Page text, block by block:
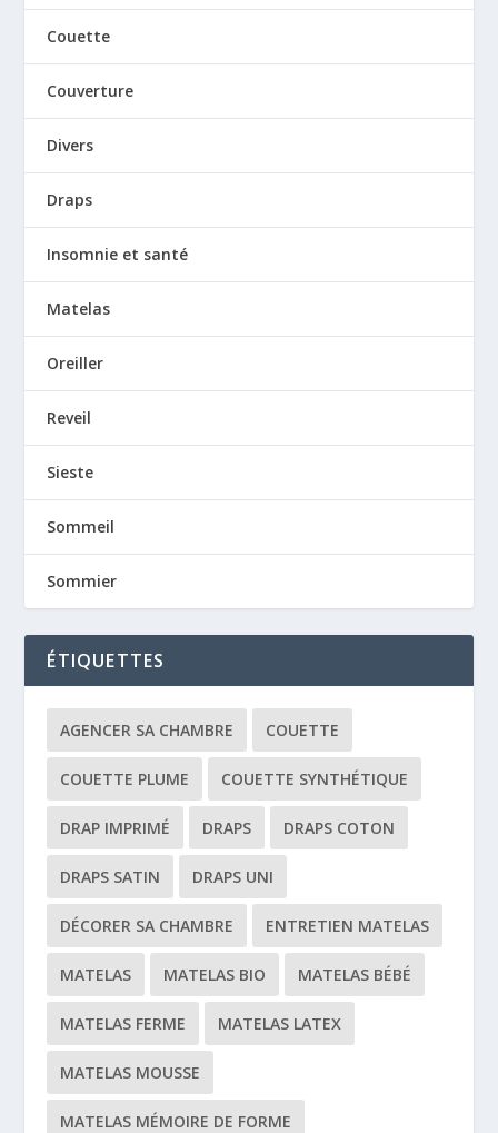
Couette
Couverture
Divers
Draps
Insomnie et santé
Matelas
Oreiller
Reveil
Sieste
Sommeil
Sommier
ÉTIQUETTES
AGENCER SA CHAMBRE COUETTE
COUETTE PLUME COUETTE SYNTHÉTIQUE
DRAP IMPRIMÉ DRAPS DRAPS COTON
DRAPS SATIN DRAPS UNI
DÉCORER SA CHAMBRE ENTRETIEN MATELAS
MATELAS MATELAS BIO MATELAS BÉBÉ
MATELAS FERME MATELAS LATEX
MATELAS MOUSSE
MATELAS MÉMOIRE DE FORME